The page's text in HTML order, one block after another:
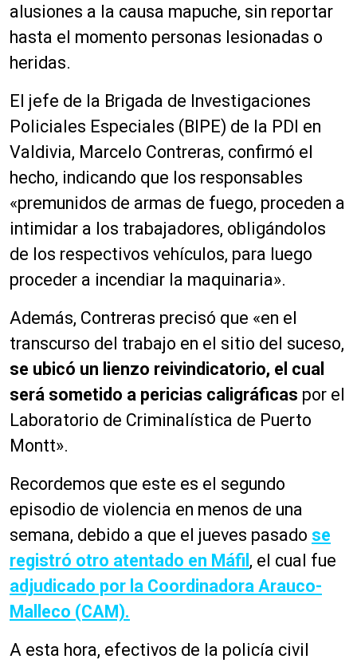
alusiones a la causa mapuche, sin reportar
hasta el momento personas lesionadas o
heridas.
El jefe de la Brigada de Investigaciones
Policiales Especiales (BIPE) de la PDI en
Valdivia, Marcelo Contreras, confirmó el
hecho, indicando que los responsables
«premunidos de armas de fuego, proceden a
intimidar a los trabajadores, obligándolos
de los respectivos vehículos, para luego
proceder a incendiar la maquinaria».
Además, Contreras precisó que «en el
transcurso del trabajo en el sitio del suceso,
se ubicó un lienzo reivindicatorio, el cual
será sometido a pericias caligráficas por el
Laboratorio de Criminalística de Puerto
Montt».
Recordemos que este es el segundo
episodio de violencia en menos de una
semana, debido a que el jueves pasado se
registró otro atentado en Máfil , el cual fue
adjudicado por la Coordinadora Arauco-
Malleco (CAM).
A esta hora, efectivos de la policía civil